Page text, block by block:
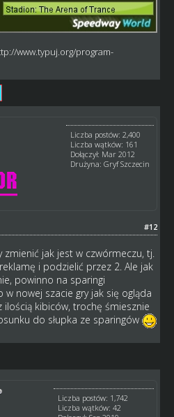
www.typuj.org/program-
Liczba postów: 2,400
Liczba wątków: 161
Dołączył: Mar 2012
Drużyna: Gryf Szczecin
#12
jak jest w czwórmeczu, tj.
i podzielić przez 2. Ale jak
powinno na sparingi
nowej szacie gry jak się ogląda
ilością kibiców, trochę śmiesznie
do słupka ze sparingów
Liczba postów: 1,742
Liczba wątków: 42